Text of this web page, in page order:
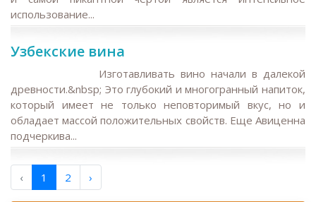
использование...
Узбекские вина
Изготавливать вино начали в далекой
древности.&nbsp; Это глубокий и многогранный напиток,
который имеет не только неповторимый вкус, но и
обладает массой положительных свойств. Еще Авиценна
подчеркива...
‹ 1 2 ›